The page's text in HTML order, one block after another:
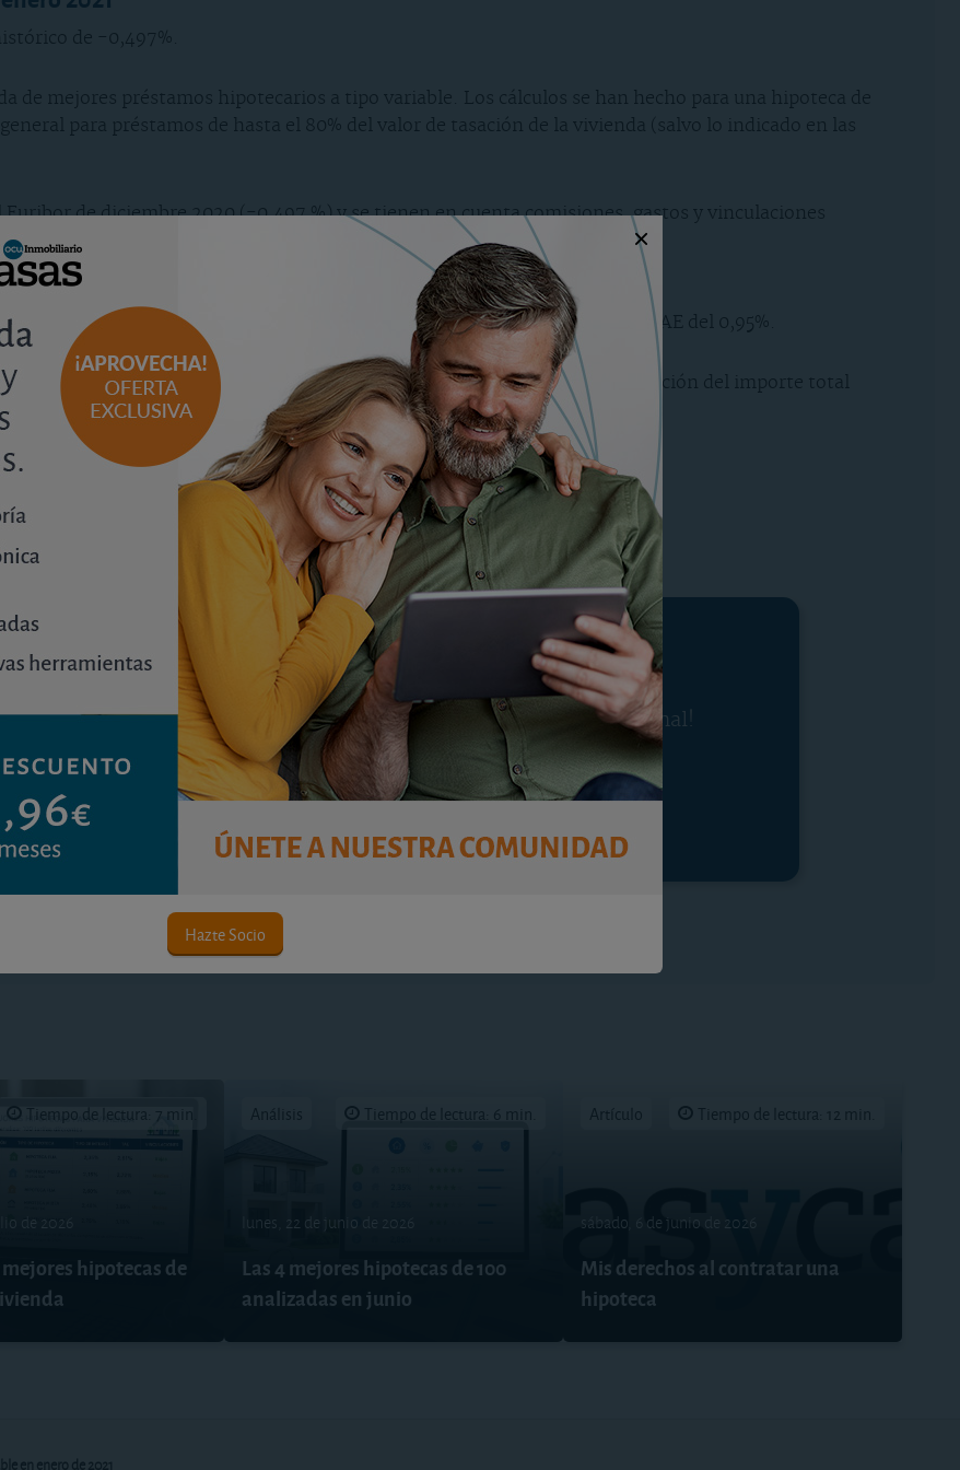
Hazte Socio
de -0,497%.
de mejores préstamos hipotecarios a tipo variable. Los cálculos se han hecho para una hipoteca de
para préstamos de hasta el 80% del valor de tasación de la vivienda (salvo lo indicado en las
de diciembre 2020 (-0,497 %) y se tienen en cuenta comisiones, gastos y vinculaciones
préstamo de 100.000 euros.
de tasación.
del valor de tasación tiene un diferencial de Euribor +0,99 y presenta una TAE del 0,95%.
con sus condiciones. Para una mejor comparación recoge una estimación del importe total
suponiendo que el tipo de referencia se mantiene en los valores actuales.
Contenido premium
consultar este contenido. ¡Disfrute ya de nuestra oferta promocional!
Únete a OCU Inmobiliario
Tiempo de lectura: 7 min.
de 2026
hipotecas de
Análisis Tiempo de lectura: 6 min.
lunes, 22 de junio de 2026
Las 4 mejores hipotecas de 100
analizadas en junio
Artículo Tiempo de lectura: 12 min.
sábado, 6 de junio de 2026
Mis derechos al contratar una
hipoteca
en enero de 2021